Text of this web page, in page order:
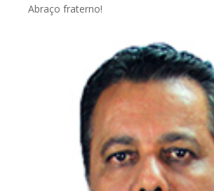
Abraço fraterno!